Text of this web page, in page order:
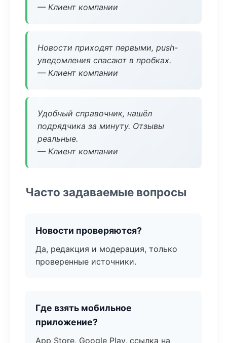
— Клиент компании
Новости приходят первыми, push-
уведомления спасают в пробках.
— Клиент компании
Удобный справочник, нашёл
подрядчика за минуту. Отзывы
реальные.
— Клиент компании
Часто задаваемые вопросы
Новости проверяются?
Да, редакция и модерация, только
проверенные источники.
Где взять мобильное
приложение?
App Store, Google Play, ссылка на